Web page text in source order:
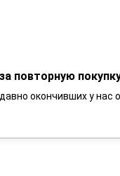
повторную
окончивших у нас